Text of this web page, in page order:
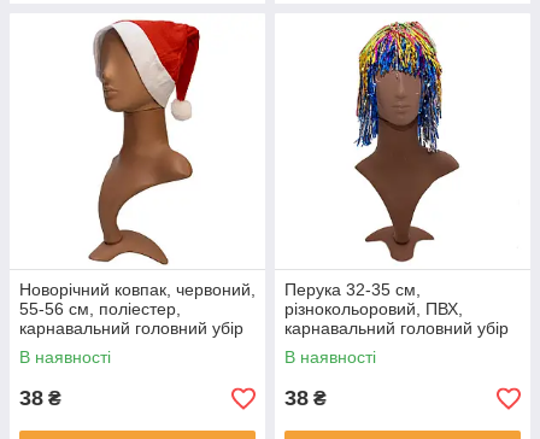
Новорічний ковпак, червоний,
55-56 см, поліестер,
карнавальний головний убір
для вечірок (461165)
В наявності
38 ₴
Перука 32-35 см,
різнокольоровий, ПВХ,
карнавальний головний убір
для вечірок (462230-2)
В наявності
38 ₴